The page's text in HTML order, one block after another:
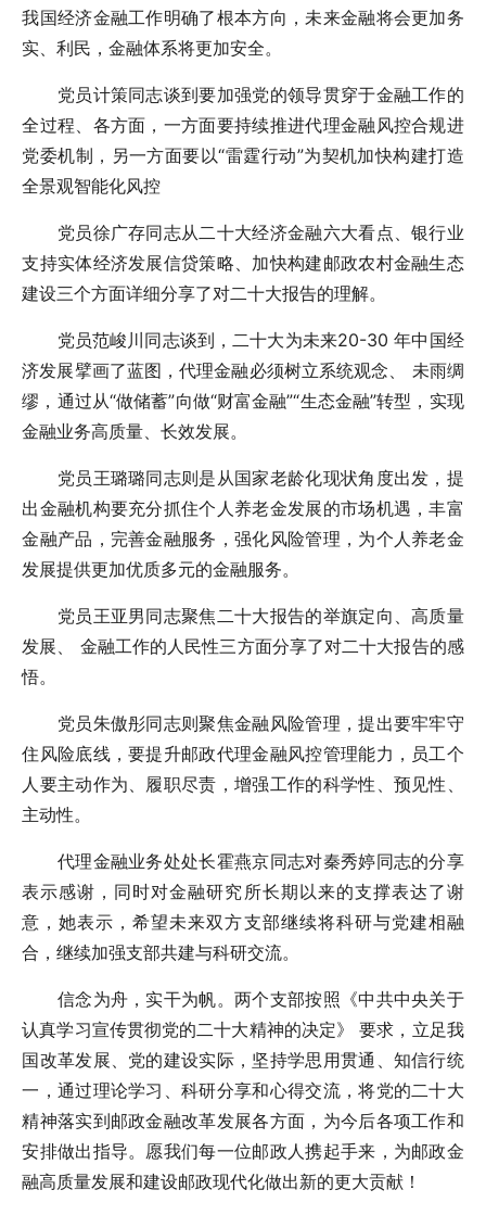
我国经济金融工作明确了根本方向，未来金融将会更加务
实、利民，金融体系将更加安全。
党员计策同志谈到要加强党的领导贯穿于金融工作的
全过程、各方面，一方面要持续推进代理金融风控合规进
党委机制，另一方面要以“雷霆行动”为契机加快构建打造
全景观智能化风控
党员徐广存同志从二十大经济金融六大看点、银行业
支持实体经济发展信贷策略、加快构建邮政农村金融生态
建设三个方面详细分享了对二十大报告的理解。
党员范峻川同志谈到，二十大为未来20-30 年中国经
济发展擘画了蓝图，代理金融必须树立系统观念、 未雨绸
缪，通过从“做储蓄”向做“财富金融”“生态金融”转型，实现
金融业务高质量、长效发展。
党员王璐璐同志则是从国家老龄化现状角度出发，提
出金融机构要充分抓住个人养老金发展的市场机遇，丰富
金融产品，完善金融服务，强化风险管理，为个人养老金
发展提供更加优质多元的金融服务。
党员王亚男同志聚焦二十大报告的举旗定向、高质量
发展、 金融工作的人民性三方面分享了对二十大报告的感
悟。
党员朱傲彤同志则聚焦金融风险管理，提出要牢牢守
住风险底线，要提升邮政代理金融风控管理能力，员工个
人要主动作为、履职尽责，增强工作的科学性、预见性、
主动性。
代理金融业务处处长霍燕京同志对秦秀婷同志的分享
表示感谢，同时对金融研究所长期以来的支撑表达了谢
意，她表示，希望未来双方支部继续将科研与党建相融
合，继续加强支部共建与科研交流。
信念为舟，实干为帆。两个支部按照《中共中央关于
认真学习宣传贯彻党的二十大精神的决定》 要求，立足我
国改革发展、党的建设实际，坚持学思用贯通、知信行统
一，通过理论学习、科研分享和心得交流，将党的二十大
精神落实到邮政金融改革发展各方面，为今后各项工作和
安排做出指导。愿我们每一位邮政人携起手来，为邮政金
融高质量发展和建设邮政现代化做出新的更大贡献！